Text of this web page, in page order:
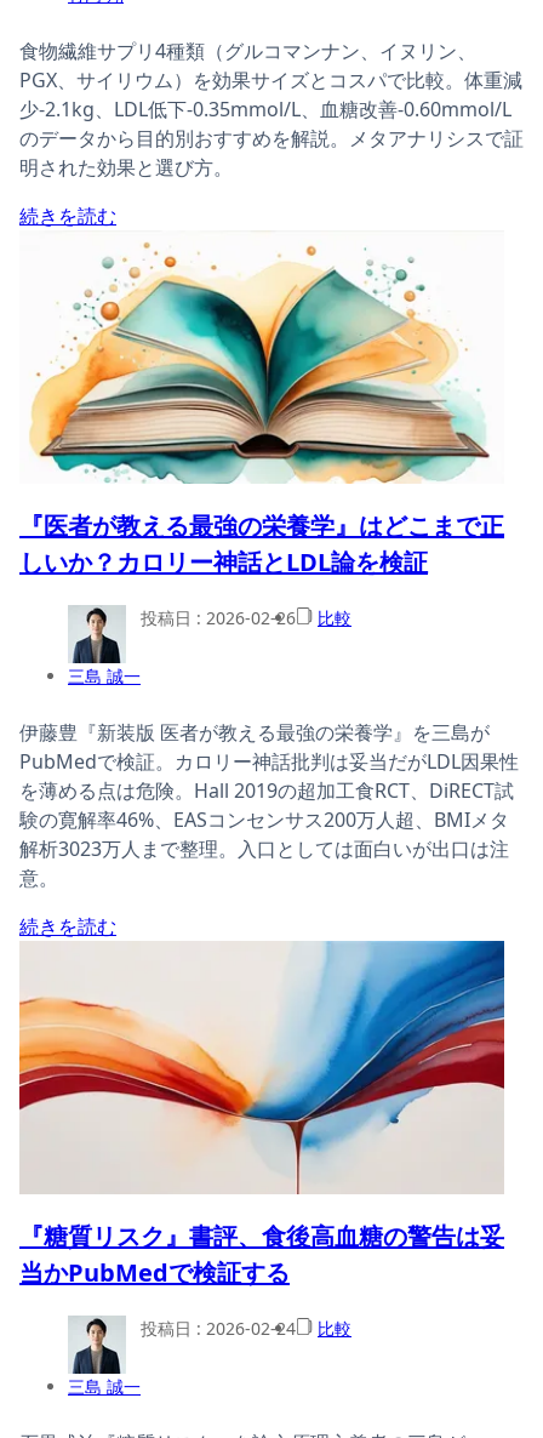
食物繊維サプリ4種類（グルコマンナン、イヌリン、
PGX、サイリウム）を効果サイズとコスパで比較。体重減
少-2.1kg、LDL低下-0.35mmol/L、血糖改善-0.60mmol/L
のデータから目的別おすすめを解説。メタアナリシスで証
明された効果と選び方。
続きを読む
『医者が教える最強の栄養学』はどこまで正
しいか？カロリー神話とLDL論を検証
三島 誠一
投稿日 : 2026-02-26 比較
伊藤豊『新装版 医者が教える最強の栄養学』を三島が
PubMedで検証。カロリー神話批判は妥当だがLDL因果性
を薄める点は危険。Hall 2019の超加工食RCT、DiRECT試
験の寛解率46%、EASコンセンサス200万人超、BMIメタ
解析3023万人まで整理。入口としては面白いが出口は注
意。
続きを読む
『糖質リスク』書評、食後高血糖の警告は妥
当かPubMedで検証する
三島 誠一
投稿日 : 2026-02-24 比較